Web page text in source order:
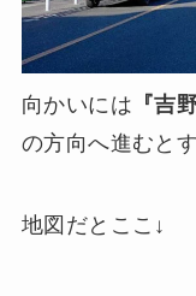
向かいには 『吉
の方向へ進むと
地図だとここ↓